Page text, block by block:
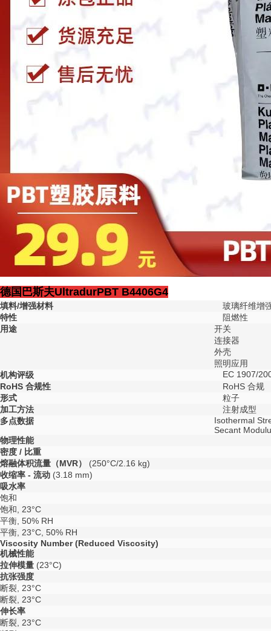
德国巴斯夫UltradurPBT B4406G4
填料/增强材料
玻璃纤维增
特性
阻燃性
用途
开关
连接器
外壳
照明应用
机构评级
EC 1907/
RoHS 合规性
RoHS 合规
形式
粒子
加工方法
注射成型
多点数据
Isothermal
Secant
物理性能
密度 / 比重
熔融体积流量（MVR）
(250°C/2.16 kg)
收缩率 - 流动 (3.18 mm)
吸水率
饱和
饱和, 23°C
平衡, 50% RH
平衡, 23°C, 50% RH
Viscosity Number (Reduced Viscosity)
机械性能
拉伸模量 (23°C)
抗张强度
断裂, 23°C
断裂, 23°C
伸长率
断裂, 23°C